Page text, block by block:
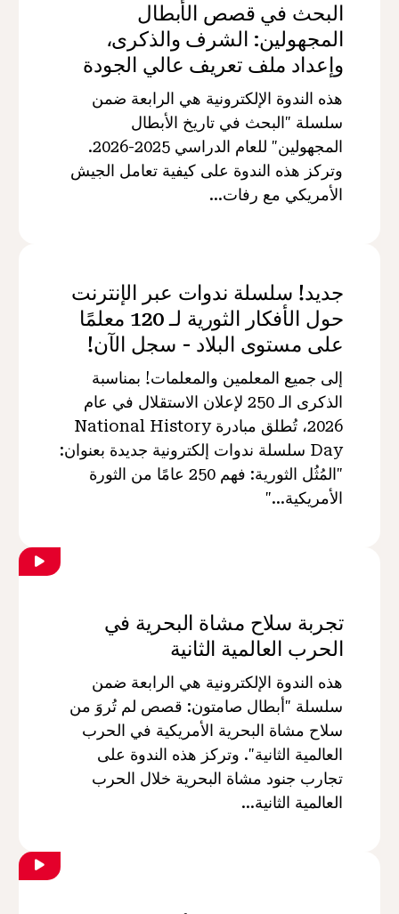
البحث في قصص الأبطال
المجهولين: الشرف والذكرى،
وإعداد ملف تعريف عالي الجودة
هذه الندوة الإلكترونية هي الرابعة ضمن
سلسلة "البحث في تاريخ الأبطال
المجهولين" للعام الدراسي 2025-2026.
وتركز هذه الندوة على كيفية تعامل الجيش
الأمريكي مع رفات...
جديد! سلسلة ندوات عبر الإنترنت
حول الأفكار الثورية لـ 120 معلمًا
على مستوى البلاد - سجل الآن!
إلى جميع المعلمين والمعلمات! بمناسبة
الذكرى الـ 250 لإعلان الاستقلال في عام
2026، تُطلق مبادرة National History
Day سلسلة ندوات إلكترونية جديدة بعنوان:
"المُثُل الثورية: فهم 250 عامًا من الثورة
الأمريكية..."
تجربة سلاح مشاة البحرية في
الحرب العالمية الثانية
هذه الندوة الإلكترونية هي الرابعة ضمن
سلسلة "أبطال صامتون: قصص لم تُروَ من
سلاح مشاة البحرية الأمريكية في الحرب
العالمية الثانية". وتركز هذه الندوة على
تجارب جنود مشاة البحرية خلال الحرب
العالمية الثانية...